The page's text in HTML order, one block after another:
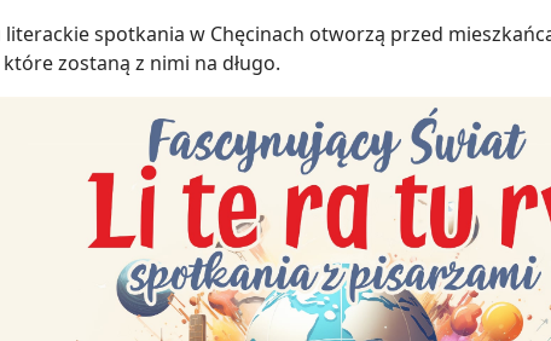
literackie spotkania w Chęcinach otworzą przed
zostaną z nimi na długo.